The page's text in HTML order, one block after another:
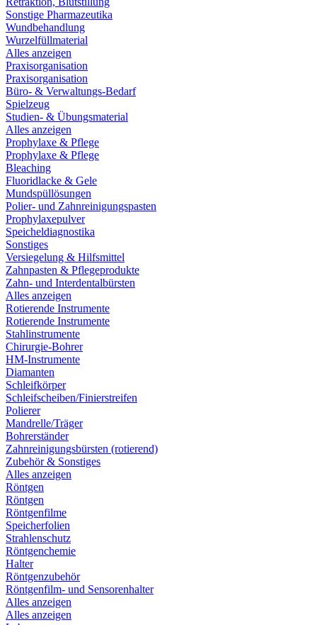
Sonstige Pharmazeutika
Wundbehandlung
Wurzelfüllmaterial
Alles anzeigen
Praxisorganisation
Praxisorganisation
Büro- & Verwaltungs-Bedarf
Spielzeug
Studien- & Übungsmaterial
Alles anzeigen
Prophylaxe & Pflege
Prophylaxe & Pflege
Bleaching
Fluoridlacke & Gele
Mundspüllösungen
Polier- und Zahnreinigungspasten
Prophylaxepulver
Speicheldiagnostika
Sonstiges
Versiegelung & Hilfsmittel
Zahnpasten & Pflegeprodukte
Zahn- und Interdentalbürsten
Alles anzeigen
Rotierende Instrumente
Rotierende Instrumente
Stahlinstrumente
Chirurgie-Bohrer
HM-Instrumente
Diamanten
Schleifkörper
Schleifscheiben/Finierstreifen
Polierer
Mandrelle/Träger
Bohrerständer
Zahnreinigungsbürsten (rotierend)
Zubehör & Sonstiges
Alles anzeigen
Röntgen
Röntgen
Röntgenfilme
Speicherfolien
Strahlenschutz
Röntgenchemie
Halter
Röntgenzubehör
Röntgenfilm- und Sensorenhalter
Alles anzeigen
Alles anzeigen